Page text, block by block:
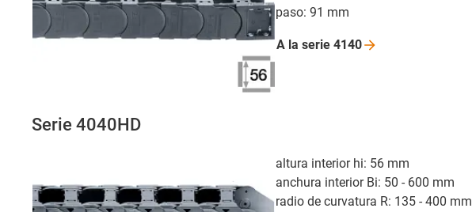
paso: 91 mm
A la serie 4140
Serie 4040HD
altura interior hi: 56 mm
anchura interior Bi: 50 - 600 mm
radio de curvatura R: 135 - 400 mm